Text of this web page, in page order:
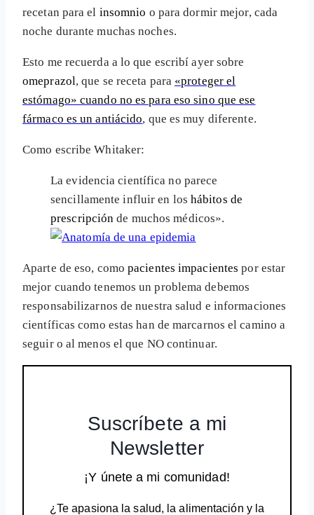
recetan para el insomnio o para dormir mejor, cada
noche durante muchas noches.
Esto me recuerda a lo que escribí ayer sobre
omeprazol, que se receta para «proteger el
estómago» cuando no es para eso sino que ese
fármaco es un antiácido, que es muy diferente.
Como escribe Whitaker:
La evidencia científica no parece
sencillamente influir en los hábitos de
prescripción de muchos médicos».
Aparte de eso, comopacientes impacientes por estar
mejor cuando tenemos un problema debemos
responsabilizarnos de nuestra salud e informaciones
científicas como estas han de marcarnos el camino a
seguir o al menos el que NO continuar.
Suscríbete a mi
Newsletter
¡Y únete a mi comunidad!
¿Te apasiona la salud, la alimentación y la